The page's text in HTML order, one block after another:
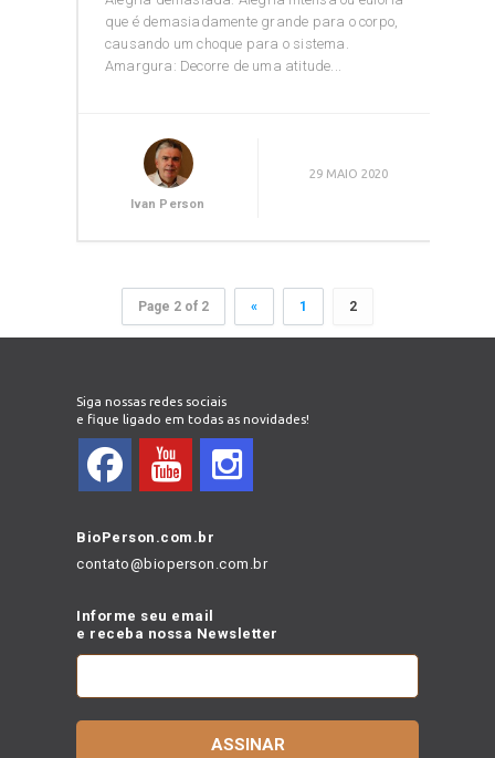
que é demasiadamente grande para o corpo,
causando um choque para o sistema.
Amargura: Decorre de uma atitude...
Ivan Person
29 MAIO 2020
Page 2 of 2 « 1 2
Siga nossas redes sociais
e fique ligado em todas as novidades!
BioPerson.com.br
contato@bioperson.com.br
Informe seu email
e receba nossa Newsletter